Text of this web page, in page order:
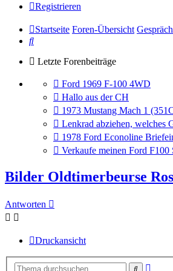
Registrieren
Startseite Foren-Übersicht
Suche
Letzte Forenbeiträge
Gehe
zum
letzten
Beitrag
Ford 1969 F-100 4WD
Gehe
zum
letzten
Beitrag
Hallo aus der CH
Gehe
zum
letzten
Beitrag
1973 Mustang Mach 1
Gehe
zum
letzten
Beitrag
Lenkrad abziehen, welches
Gehe
zum
letzten
1978 Ford Econoline
Gehe
letzten
Beitrag
Verkaufe meinen Ford F100
Bilder Oldtimerbeurse
Antworten
Druckansicht
Suche